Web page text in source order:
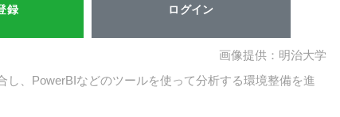
録 ログイン
画像提供：明治大学
し、PowerBIなどのツールを使って分析する環境整備を進